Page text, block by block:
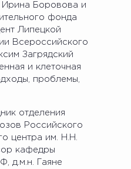
Ирина Боровова и
фонда
Липецкой
Всероссийского
Загрядский
и клеточная
проблемы,
отделения
Российского
центра им. Н.Н.
кафедры
д.м.н. Гаяне